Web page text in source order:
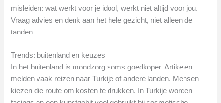
misleiden: wat werkt voor je idool, werkt niet altijd voor jou.
Vraag advies en denk aan het hele gezicht, niet alleen de
tanden.
Trends: buitenland en keuzes
In het buitenland is mondzorg soms goedkoper. Artikelen
melden vaak reizen naar Turkije of andere landen. Mensen
kiezen die route om kosten te drukken. In Turkije worden